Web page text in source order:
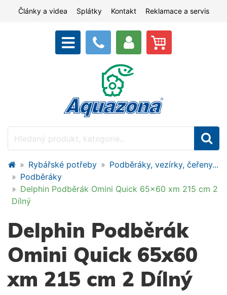
Články a videa Splátky Kontakt Reklamace a servis
Rybářské potřeby
Podběráky, vezírky, čeřeny...
Podběráky
Delphin Podběrák Omini Quick 65x60 xm 215 cm 2
Dílný
Delphin Podběrák
Omini Quick 65x60
xm 215 cm 2 Dílný